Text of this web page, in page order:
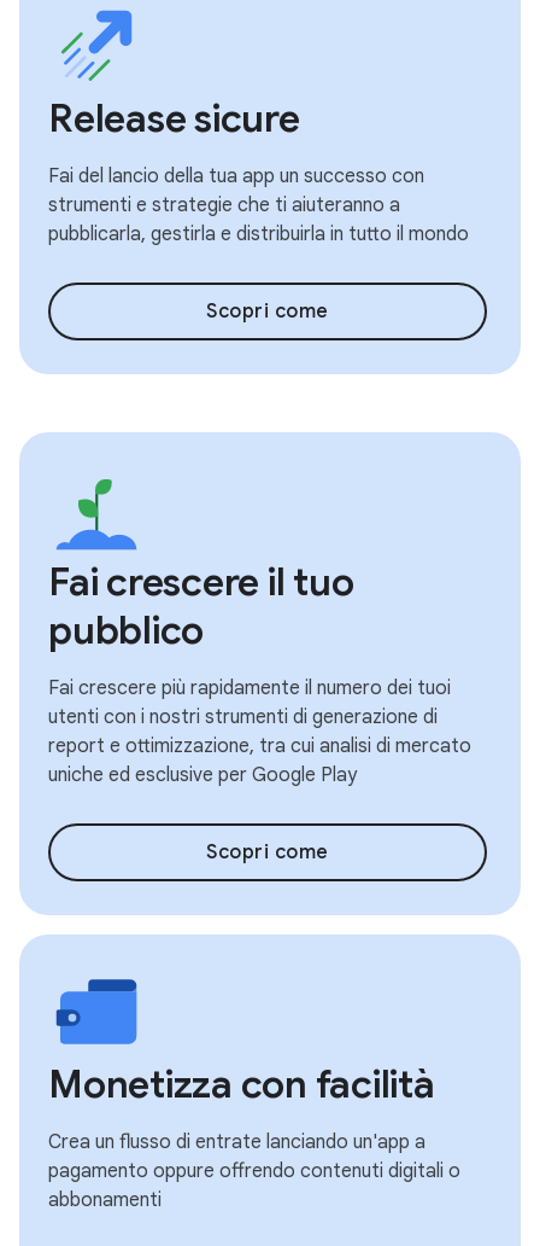
Release sicure
Fai del lancio della tua app un successo con
strumenti e strategie che ti aiuteranno a
pubblicarla, gestirla e distribuirla in tutto il mondo
Scopri come
Fai crescere il tuo
pubblico
Fai crescere più rapidamente il numero dei tuoi
utenti con i nostri strumenti di generazione di
report e ottimizzazione, tra cui analisi di mercato
uniche ed esclusive per Google Play
Scopri come
Monetizza con facilità
Crea un flusso di entrate lanciando un'app a
pagamento oppure offrendo contenuti digitali o
abbonamenti